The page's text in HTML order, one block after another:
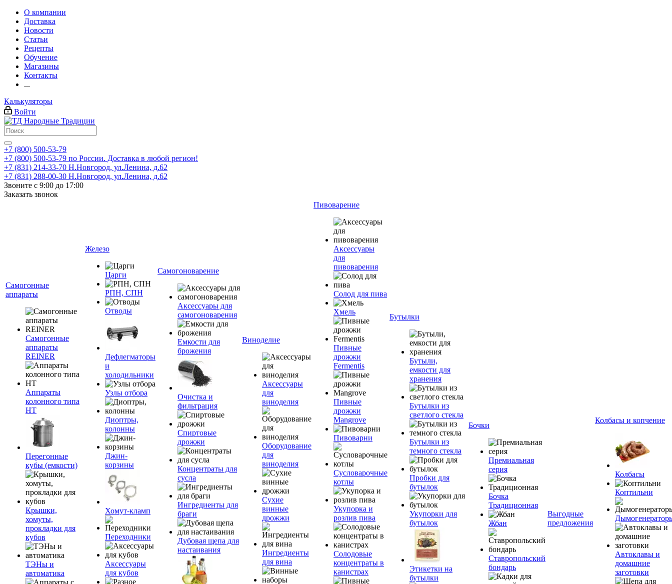
О компании
Доставка
Новости
Статьи
Рецепты
Обучение
Магазины
Контакты
...
Калькуляторы
Войти
+7 (800) 500-53-79
+7 (800) 500-53-79 по России. Доставка в любой регион!
+7 (831) 214-33-70 Н.Новгород, ул.Ленина, д.62
+7 (831) 288-00-30 Н.Новгород, ул.Ленина, д.62
Звоните с 9:00 до 17:00
Заказать звонок
Самогонные
аппараты
Самогонные
аппараты
REINER
Аппараты
колонного типа
НТ
Перегонные
кубы (емкости)
Крышки,
хомуты,
прокладки для
кубов
ТЭНы и
автоматика
Железо
Царги
РПН, СПН
Отводы
Дефлегматоры
и
холодильники
Узлы отбора
Диоптры,
колонны
Джин-
корзины
Хомут-кламп
Переходники
Аксессуары
для кубов
Самогоноварение
Аксессуары для
самогоноварения
Емкости для
брожения
Очистка и
фильтрация
Спиртовые
дрожжи
Концентраты для
сусла
Ингредиенты для
браги
Дубовая щепа для
настаивания
Виноделие
Аксессуары
для
виноделия
Оборудование
для
виноделия
Сухие
винные
дрожжи
Ингредиенты
для вина
Пивоварение
Аксессуары
для
пивоварения
Солод для пива
Хмель
Пивные
дрожжи
Fermentis
Пивные
дрожжи
Mangrove
Пивоварни
Сусловарочные
котлы
Укупорка и
розлив пива
Солодовые
концентраты в
канистрах
Бутылки
Бутыли,
емкости для
хранения
Бутылки из
светлого стекла
Бутылки из
темного стекла
Пробки для
бутылок
Укупорки для
бутылок
Этикетки на
бутылки
Бочки
Премиальная
серия
Бочка
Традиционная
Жбан
Ставропольский
бондарь
Выгодные
предложения
Колбасы и копчение
Колбасы
Коптильни
Автоклавы и
домашние
заготовки